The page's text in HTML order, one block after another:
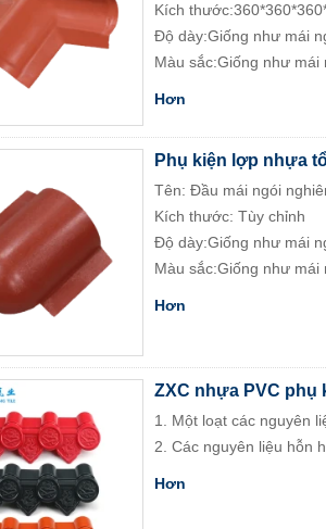
Kích
Độ dày:Giống như mái
Màu sắc:Giống như mái
Hơn
Phụ kiện lợp nhựa
Tên: Đầu mái ngói
Kích thước: Tùy chỉnh
Độ dày:Giống như mái
Màu sắc:Giống như mái
Hơn
ZXC nhựa PVC phụ
1. Một loạt các nguyên
2. Các nguyên liệu hỗn
Hơn